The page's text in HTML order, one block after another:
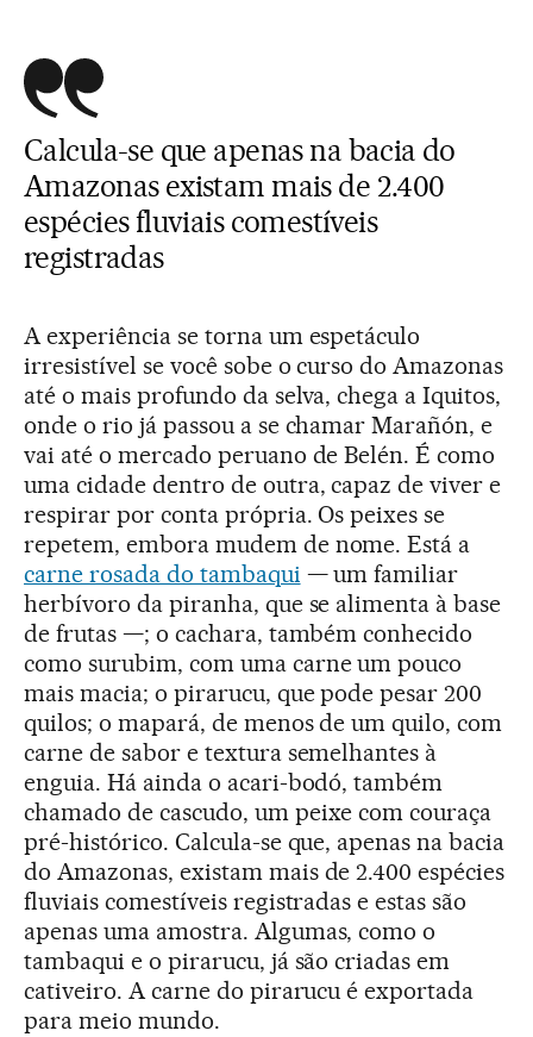
Calcula-se que apenas na bacia do
Amazonas existam mais de 2.400
espécies fluviais comestíveis
registradas
A experiência se torna um espetáculo
irresistível se você sobe o curso do Amazonas
até o mais profundo da selva, chega a Iquitos,
onde o rio já passou a se chamar Marañón, e
vai até o mercado peruano de Belén. É como
uma cidade dentro de outra, capaz de viver e
respirar por conta própria. Os peixes se
repetem, embora mudem de nome. Está a
carne rosada do tambaqui — um familiar
herbívoro da piranha, que se alimenta à base
de frutas —; o cachara, também conhecido
como surubim, com uma carne um pouco
mais macia; o pirarucu, que pode pesar 200
quilos; o mapará, de menos de um quilo, com
carne de sabor e textura semelhantes à
enguia. Há ainda o acari-bodó, também
chamado de cascudo, um peixe com couraça
pré-histórico. Calcula-se que, apenas na bacia
do Amazonas, existam mais de 2.400 espécies
fluviais comestíveis registradas e estas são
apenas uma amostra. Algumas, como o
tambaqui e o pirarucu, já são criadas em
cativeiro. A carne do pirarucu é exportada
para meio mundo.